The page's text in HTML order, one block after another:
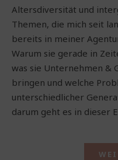
Altersdiversität und intergenerative Co-Laboration:
Themen, die mich seit
bereits in meiner
Warum sie gerade in
was sie Unternehmen &
bringen und welche
unterschiedlicher
darum geht es in dieser